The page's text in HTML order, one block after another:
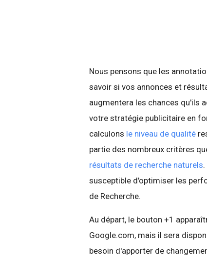
Nous pensons que les
savoir si vos annonces et
augmentera les chances qu'ils
votre stratégie publicitaire en
calculons le niveau de qualité
partie des nombreux critères
résultats de recherche naturels
susceptible d'optimiser les
de Recherche.
Au départ, le bouton +1
Google.com, mais il sera
besoin d'apporter de